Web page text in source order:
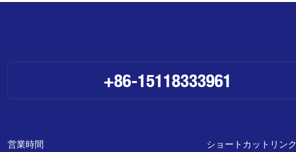
+86-15118333961
営業時間 ショートカットリンク